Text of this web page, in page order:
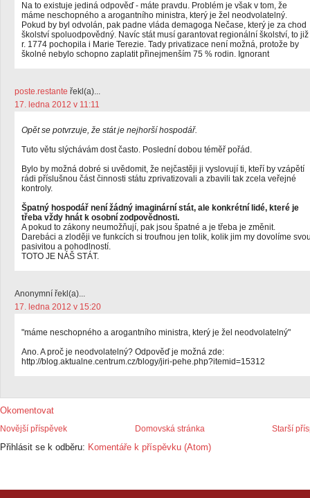
Na to existuje jediná odpověď - máte pravdu. Problém je však v tom, že
máme neschopného a arogantního ministra, který je žel neodvolatelný.
Pokud by byl odvolán, pak padne vláda demagoga Nečase, který je za chod
školství spoluodpovědný. Navíc stát musí garantovat regionální školství, to již
r. 1774 pochopila i Marie Terezie. Tady privatizace není možná, protože by
školné nebylo schopno zaplatit přinejmenším 75 % rodin. Ignorant
poste.restante řekl(a)...
17. ledna 2012 v 11:11
Opět se potvrzuje, že stát je nejhorší hospodář.
Tuto větu slýchávám dost často. Poslední dobou téměř pořád.
Bylo by možná dobré si uvědomit, že nejčastěji ji vyslovují ti, kteří by vzápětí
rádi příslušnou část činnosti státu zprivatizovali a zbavili tak zcela veřejné
kontroly.
Špatný hospodář není žádný imaginární stát, ale konkrétní lidé, které je
třeba vždy hnát k osobní zodpovědnosti.
A pokud to zákony neumožňují, pak jsou špatné a je třeba je změnit.
Darebáci a zloději ve funkcích si troufnou jen tolik, kolik jim my dovolíme
pasivitou a pohodlností.
TOTO JE NÁŠ STÁT.
Anonymní řekl(a)...
17. ledna 2012 v 15:20
"máme neschopného a arogantního ministra, který je žel neodvolatelný"
Ano. A proč je neodvolatelný? Odpověď je možná zde:
http://blog.aktualne.centrum.cz/blogy/jiri-pehe.php?itemid=15312
Okomentovat
Novější příspěvek Starší
Domovská stránka
Přihlásit se k odběru: Komentáře k příspěvku (Atom)